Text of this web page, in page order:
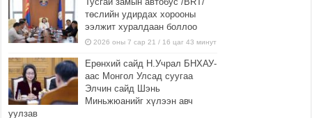
төслийн удирдах хорооны
ээлжит хуралдаан боллоо
2026 оны 7 сар 21 / 16 цаг 43 минут
Ерөнхий сайд Н.Учрал БНХАУ-
аас Монгол Улсад суугаа
Элчин сайд Шэнь
Миньжюанийг хүлээн авч
уулзав